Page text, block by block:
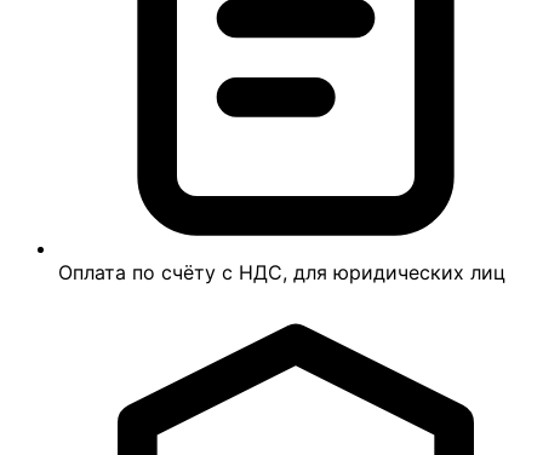
Оплата по счёту с НДС, для юридических лиц